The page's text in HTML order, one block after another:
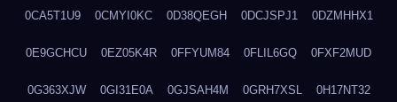
0CA5T1U9 0CMYI0KC 0D38QEGH 0DCJSPJ1 0DZMHHX1
0E9GCHCU 0EZ05K4R 0FFYUM84 0FLIL6GQ 0FXF2MUD
0G363XJW 0GI31E0A 0GJSAH4M 0GRH7XSL 0H17NT32